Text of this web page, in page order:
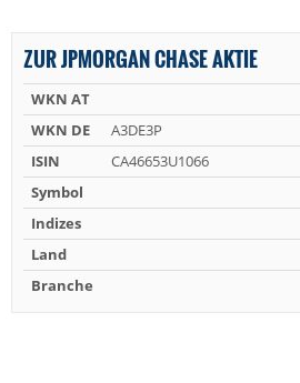
ZUR JPMORGAN CHASE AKTIE
WKN AT
WKN DE
A3DE3P
ISIN
CA46653U1066
Symbol
Indizes
Land
Branche